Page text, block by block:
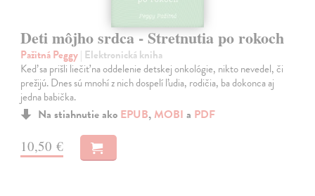
Deti môjho srdca - Stretnutia po rokoch
Pažitná Peggy| Elektronická kniha
Keď sa prišli liečiť na oddelenie detskej onkológie, nikto nevedel, či
prežijú. Dnes sú mnohí z nich dospelí ľudia, rodičia, ba dokonca aj
jedna babička.
Na stiahnutie ako EPUB, MOBI a PDF
10,50 €